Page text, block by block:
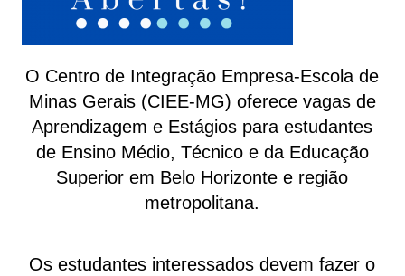
O Centro de Integração Empresa-Escola de
Minas Gerais (CIEE-MG) oferece vagas de
Aprendizagem e Estágios para estudantes
de Ensino Médio, Técnico e da Educação
Superior em Belo Horizonte e região
metropolitana.
Os estudantes interessados devem fazer o